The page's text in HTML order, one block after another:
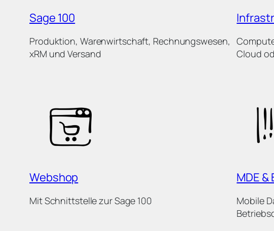
Sage 100
Produktion, Warenwirtschaft, Rechnungswesen,
xRM und Versand
Cloud
Webshop
Mit Schnittstelle zur Sage 100
MDE &
Mobile